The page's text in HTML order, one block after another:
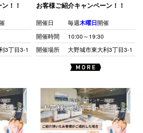
！！
3丁目3-1
お客様ご紹介キャンペーン！！
開催日 毎週木曜日開催
開催時間
10:00～19:30
開催場所
大野城市東大利3丁目3-1